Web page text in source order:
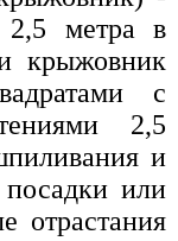
2,5 метра в
крыжовник
с
2,5
и
посадки или
отрастания